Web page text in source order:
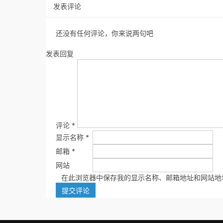
发表评论
还没有任何评论，你来说两句吧
发表回复
评论 *
显示名称 *
邮箱 *
网站
在此浏览器中保存我的显示名称、邮箱地址和网站地